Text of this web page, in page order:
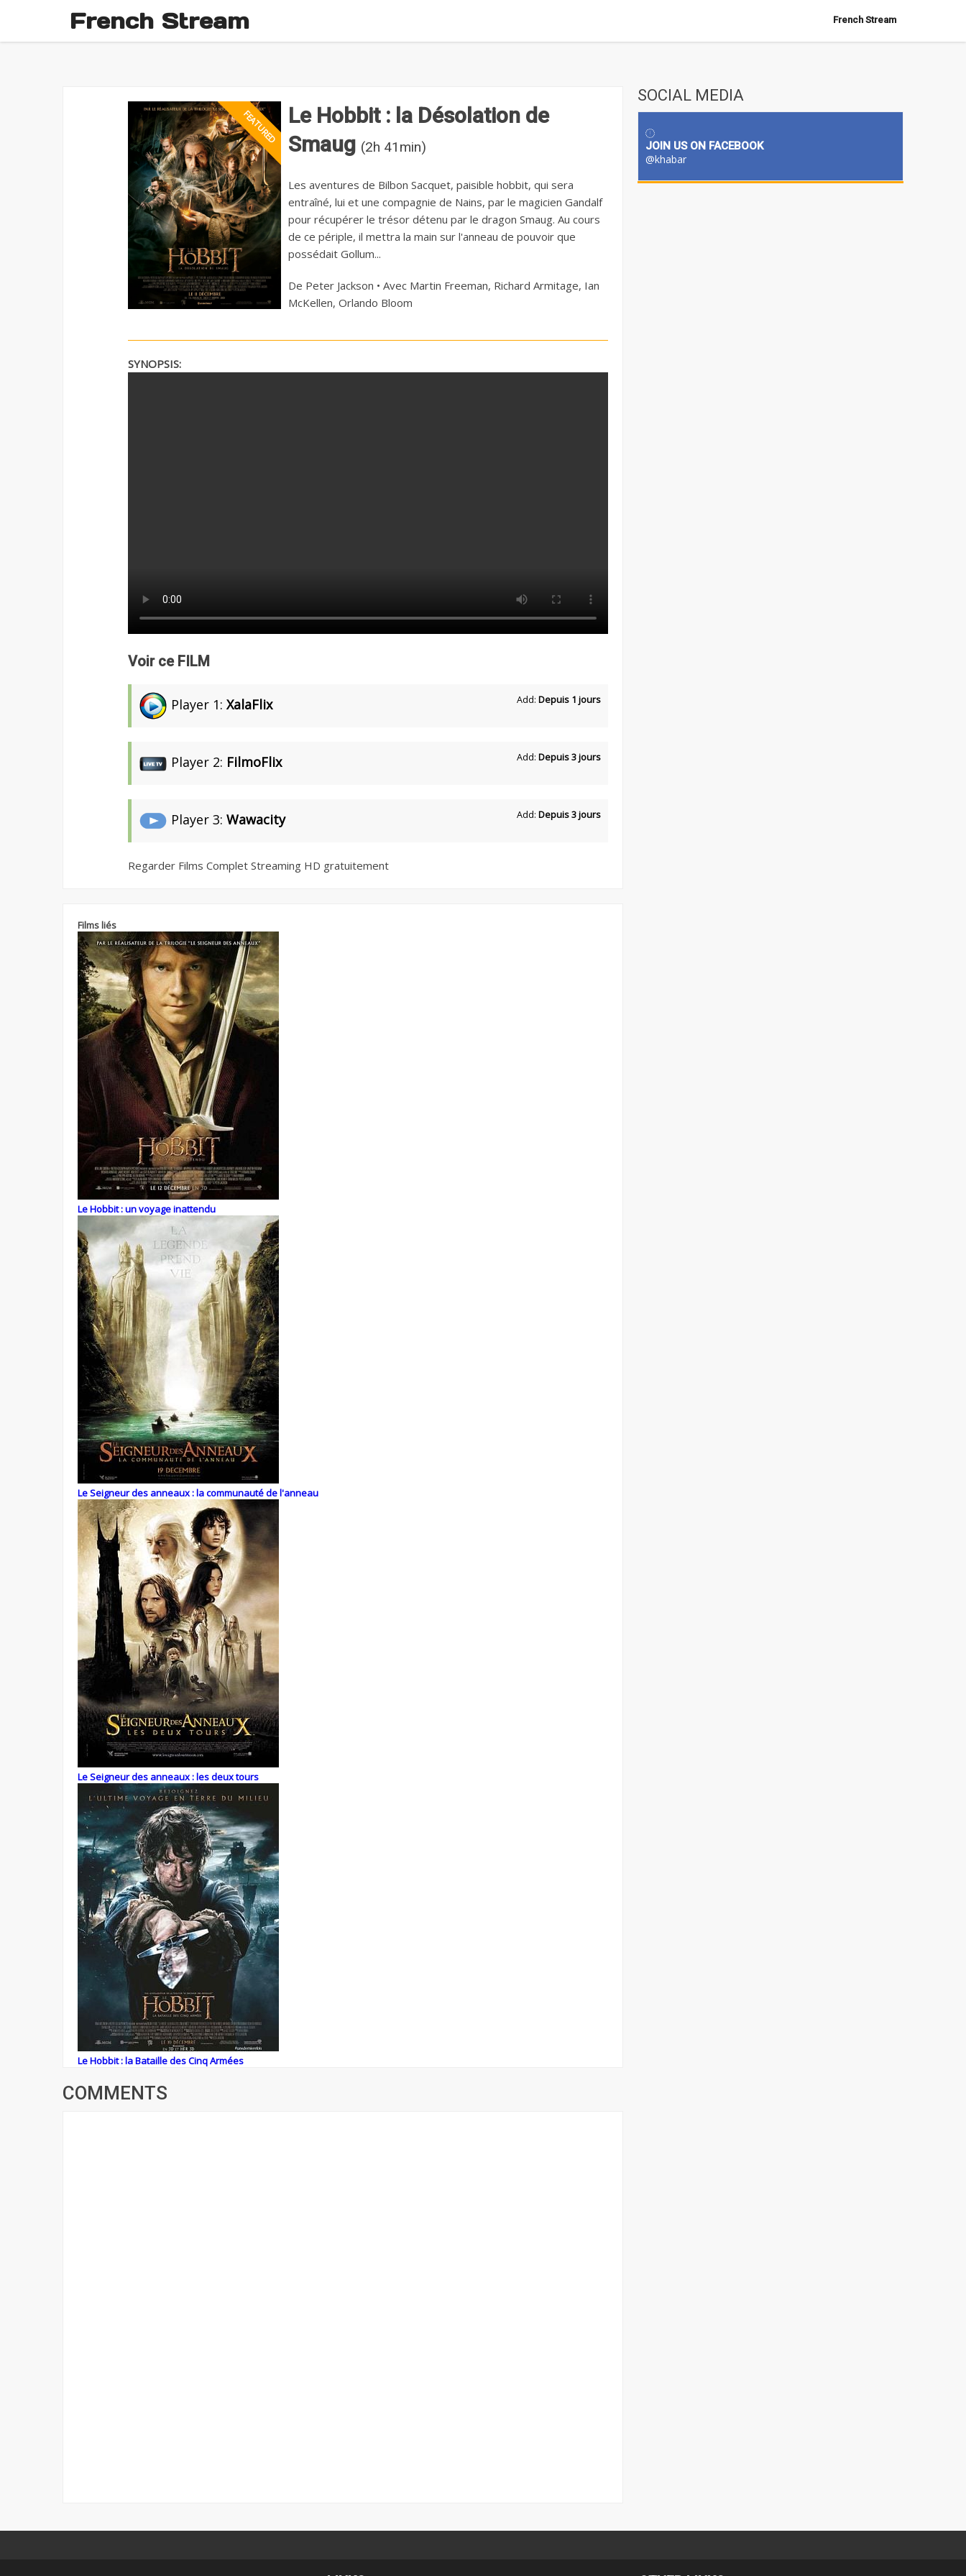
French Stream French Stream
Le Hobbit : la Désolation de
Smaug (2h 41min)
Les aventures de Bilbon Sacquet, paisible hobbit, qui sera
entraîné, lui et une compagnie de Nains, par le magicien Gandalf
pour récupérer le trésor détenu par le dragon Smaug. Au cours
de ce périple, il mettra la main sur l'anneau de pouvoir que
possédait Gollum...
De Peter Jackson • Avec Martin Freeman, Richard Armitage, Ian
McKellen, Orlando Bloom
SYNOPSIS:
Voir ce FILM
Player 1: XalaFlix Add: Depuis 1 jours
Player 2: FilmoFlix Add: Depuis 3 jours
Player 3: Wawacity Add: Depuis 3 jours
Regarder Films Complet Streaming HD gratuitement
Films liés
Le Hobbit : un voyage inattendu
Le Seigneur des anneaux : la communauté de l'anneau
Le Seigneur des anneaux : les deux tours
Le Hobbit : la Bataille des Cinq Armées
COMMENTS
SOCIAL MEDIA
JOIN US ON FACEBOOK
@khabar